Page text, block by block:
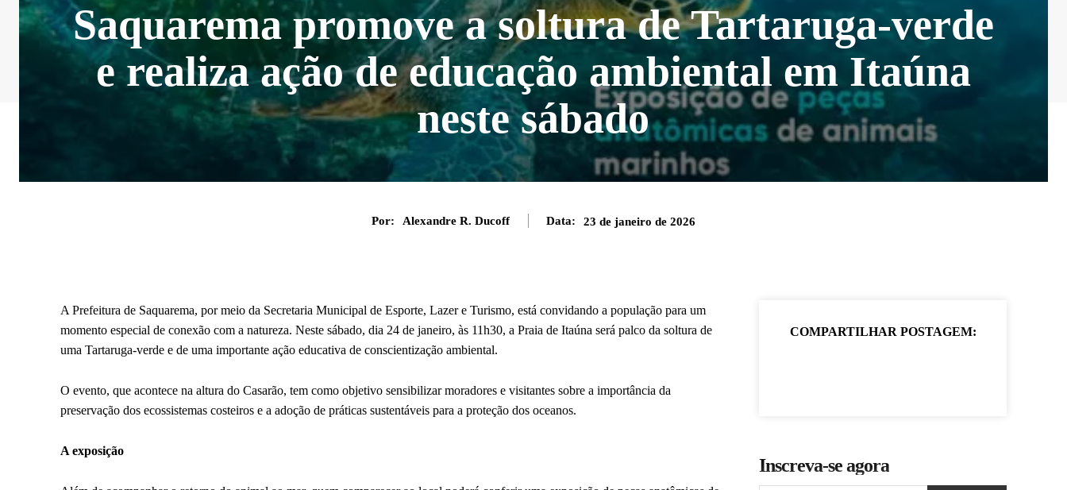
Saquarema promove a soltura de Tartaruga-verde
e realiza ação de educação ambiental em Itaúna
neste sábado
Por: Alexandre R. Ducoff Data: 23 de janeiro de 2026
A Prefeitura de Saquarema, por meio da Secretaria Municipal de Esporte, Lazer e Turismo, está convidando a população para um
momento especial de conexão com a natureza. Neste sábado, dia 24 de janeiro, às 11h30, a Praia de Itaúna será palco da soltura de
uma Tartaruga-verde e de uma importante ação educativa de conscientização ambiental.
O evento, que acontece na altura do Casarão, tem como objetivo sensibilizar moradores e visitantes sobre a importância da
preservação dos ecossistemas costeiros e a adoção de práticas sustentáveis para a proteção dos oceanos.
A exposição
COMPARTILHAR POSTAGEM:
Inscreva-se agora